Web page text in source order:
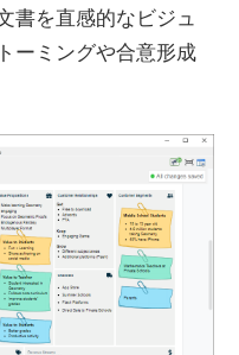
書を直感的なビジュ
ーミングや合意形成